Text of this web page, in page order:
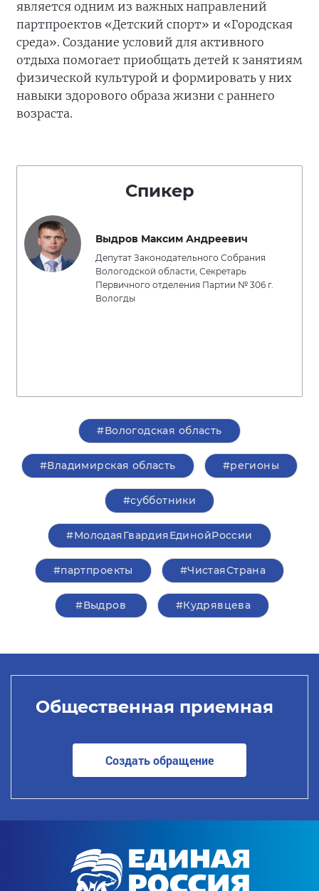
является одним из важных направлений
партпроектов «Детский спорт» и «Городская
среда». Создание условий для активного
отдыха помогает приобщать детей к занятиям
физической культурой и формировать у них
навыки здорового образа жизни с раннего
возраста.
Спикер
Выдров Максим Андреевич
Депутат Законодательного Собрания
Вологодской области, Секретарь
Первичного отделения Партии № 306 г.
Вологды
#Вологодская область
#Владимирская область #регионы
#субботники
#МолодаяГвардияЕдинойРоссии
#партпроекты #ЧистаяСтрана
#Выдров #Кудрявцева
Общественная приемная
Создать обращение